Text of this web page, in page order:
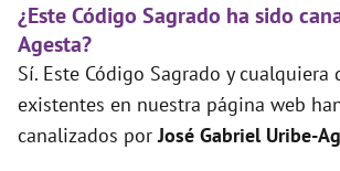
¿Este Código Sagrado ha sido
Agesta?
Sí. Este Código Sagrado y cualquiera
existentes en nuestra página web
canalizados porJosé Gabriel Uribe-